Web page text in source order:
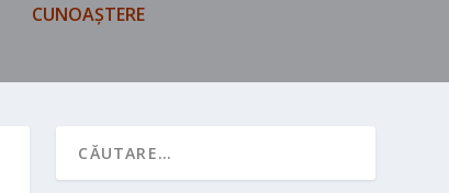
CUNOAȘTERE